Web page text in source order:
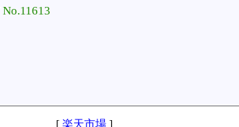
No.11613
[ 楽天市場 ]